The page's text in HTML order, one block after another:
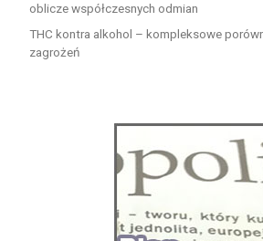
oblicze współczesnych odmian
THC kontra alkohol – kompleksowe
zagrożeń